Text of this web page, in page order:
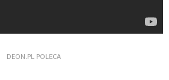
DEON.PL POLECA